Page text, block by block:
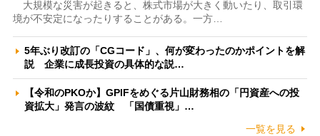
大規模な災害が起きると、株式市場が大きく動いたり、取引環
境が不安定になったりすることがある。一方…
5年ぶり改訂の「CGコード」、何が変わったのかポイントを解
説 企業に成長投資の具体的な説…
【令和のPKOか】GPIFをめぐる片山財務相の「円資産への投
資拡大」発言の波紋 「国債重視」…
一覧を見る